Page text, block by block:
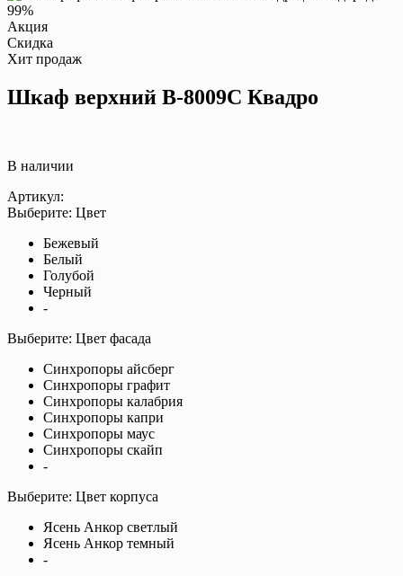
99%
Акция
Скидка
Хит продаж
Шкаф верхний В-8009С Квадро
В наличии
Артикул:
Выберите: Цвет
Бежевый
Белый
Голубой
Черный
-
Выберите: Цвет фасада
Синхропоры айсберг
Синхропоры графит
Синхропоры калабрия
Синхропоры капри
Синхропоры маус
Синхропоры скайп
-
Выберите: Цвет корпуса
Ясень Анкор светлый
Ясень Анкор темный
-